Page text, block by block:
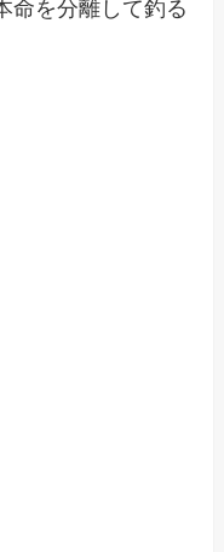
命を分離して釣る